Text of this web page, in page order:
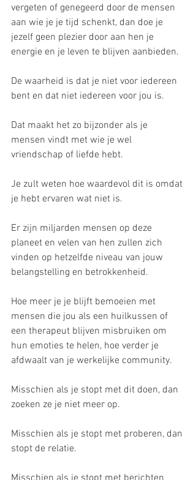
vergeten of genegeerd door de mensen
aan wie je je tijd schenkt, dan doe je
jezelf geen plezier door aan hen je
energie en je leven te blijven aanbieden.
De waarheid is dat je niet voor iedereen
bent en dat niet iedereen voor jou is.
Dat maakt het zo bijzonder als je
mensen vindt met wie je wel
vriendschap of liefde hebt.
Je zult weten hoe waardevol dit is omdat
je hebt ervaren wat niet is.
Er zijn miljarden mensen op deze
planeet en velen van hen zullen zich
vinden op hetzelfde niveau van jouw
belangstelling en betrokkenheid.
Hoe meer je je blijft bemoeien met
mensen die jou als een huilkussen of
een therapeut blijven misbruiken om
hun emoties te helen, hoe verder je
afdwaalt van je werkelijke community.
Misschien als je stopt met dit doen, dan
zoeken ze je niet meer op.
Misschien als je stopt met proberen, dan
stopt de relatie.